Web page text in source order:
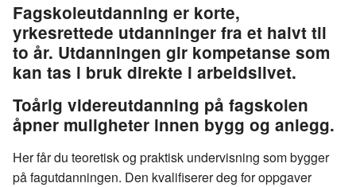
b
o
o
k
e
d
I
n
s
t
Fagskoleutdanning er korte,
yrkesrettede utdanninger fra et halvt til
to år. Utdanningen gir kompetanse som
kan tas i bruk direkte i arbeidslivet.
Toårig videreutdanning på fagskolen
åpner muligheter innen bygg og anlegg.
Her får du teoretisk og praktisk undervisning som bygger
på fagutdanningen. Den kvalifiserer deg for oppgaver